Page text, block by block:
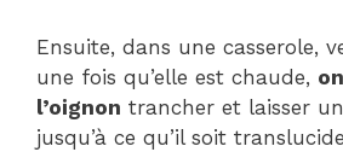
Ensuite, dans une casserole,
une fois qu’elle est chaude,
l’oignon trancher et laisser
jusqu’à ce qu’il soit